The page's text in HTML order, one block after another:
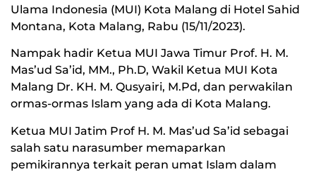
Ulama Indonesia (MUI) Kota Malang di Hotel Sahid
Montana, Kota Malang, Rabu (15/11/2023).
Nampak hadir Ketua MUI Jawa Timur Prof. H. M.
Mas’ud Sa’id, MM., Ph.D, Wakil Ketua MUI Kota
Malang Dr. KH. M. Qusyairi, M.Pd, dan perwakilan
ormas-ormas Islam yang ada di Kota Malang.
Ketua MUI Jatim Prof H. M. Mas’ud Sa’id sebagai
salah satu narasumber memaparkan
pemikirannya terkait peran umat Islam dalam